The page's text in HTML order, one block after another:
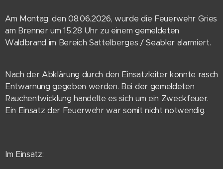
Am Montag, den 08.06.2026, wurde die Feuerwehr Gries
am Brenner um 15:28 Uhr zu einem gemeldeten
Waldbrand im Bereich Sattelberges / Seabler alarmiert.
Nach der Abklärung durch den Einsatzleiter konnte rasch
Entwarnung gegeben werden. Bei der gemeldeten
Rauchentwicklung handelte es sich um ein Zweckfeuer.
Ein Einsatz der Feuerwehr war somit nicht notwendig.
Im Einsatz: